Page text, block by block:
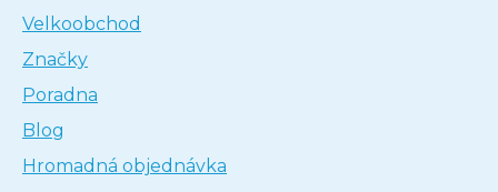
Velkoobchod
Značky
Poradna
Blog
Hromadná objednávka